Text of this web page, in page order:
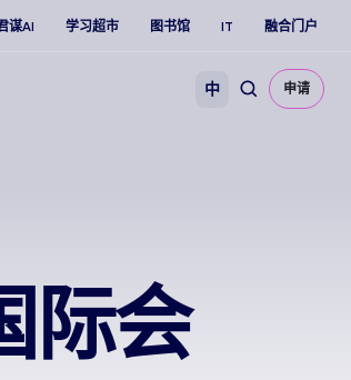
谋AI 学习超市 图书馆 IT 融合门户
中 申请
际会